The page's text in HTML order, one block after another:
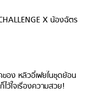
X น้องฉัตร
อง หลิวอี้เฟยในชุดย้อน
ว้ใจเรื่องความสวย!